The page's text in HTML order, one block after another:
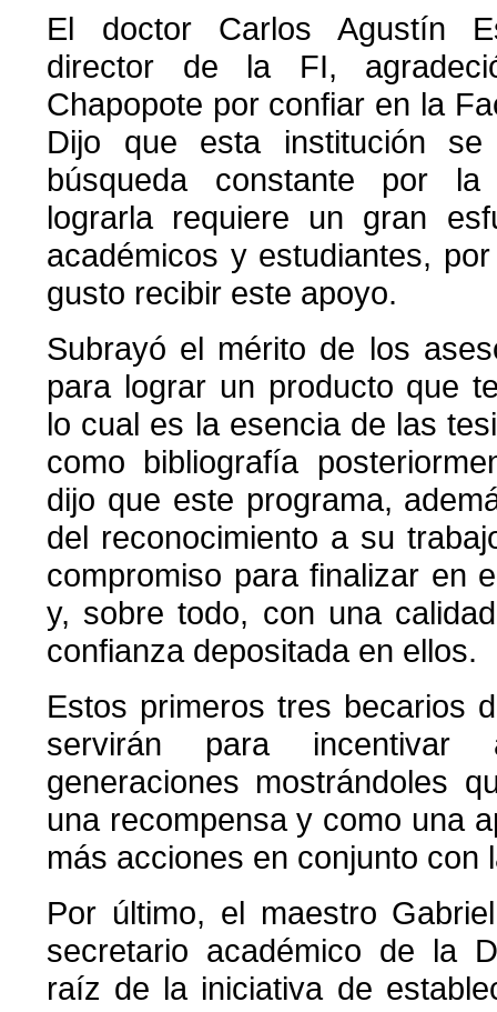
El doctor Carlos Agustín
director de la FI,
Chapopote por confiar en la
Dijo que esta institución
búsqueda constante por
lograrla requiere un gran
académicos y estudiantes,
gusto recibir este apoyo.
Subrayó el mérito de los
para lograr un producto que
lo cual es la esencia de las
como bibliografía
dijo que este programa,
del reconocimiento a su
compromiso para finalizar en
y, sobre todo, con una
confianza depositada en ellos.
Estos primeros tres becarios
servirán para incentivar
generaciones mostrándoles
una recompensa y como una
más acciones en conjunto con
Por último, el maestro
secretario académico de la
raíz de la iniciativa de